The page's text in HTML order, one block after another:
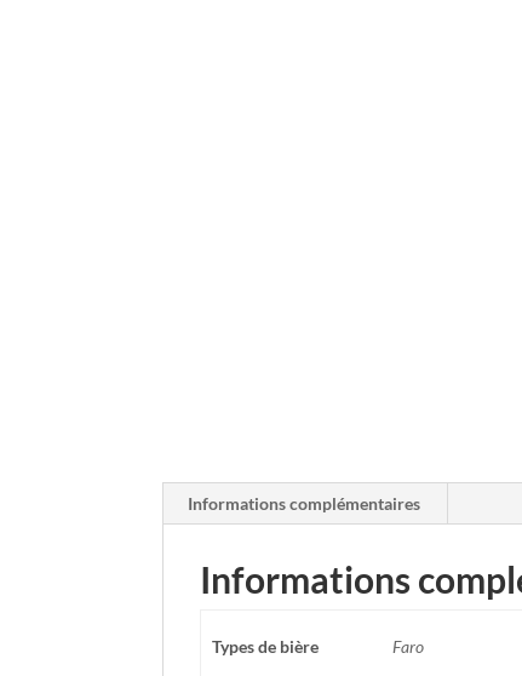
Informations complémentaires
Informations
Types de bière Faro